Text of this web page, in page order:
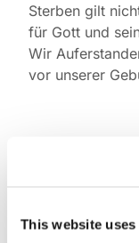
This website
Sterben gilt
für Gott und
Wir
vor unserer